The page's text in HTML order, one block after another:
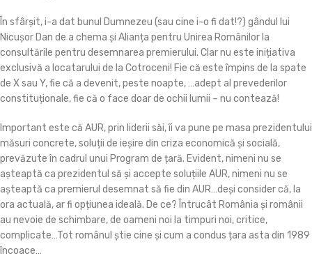
În sfârșit, i-a dat bunul Dumnezeu (sau cine i-o fi dat!?) gândul lui
Nicușor Dan de a chema și Alianța pentru Unirea Românilor la
consultările pentru desemnarea premierului. Clar nu este inițiativa
exclusivă a locatarului de la Cotroceni! Fie că este împins de la spate
de X sau Y, fie că a devenit, peste noapte, …adept al prevederilor
constituționale, fie că o face doar de ochii lumii – nu contează!
Important este că AUR, prin liderii săi, îi va pune pe masa prezidentului
măsuri concrete, soluții de ieșire din criza economică și socială,
prevăzute în cadrul unui Program de țară. Evident, nimeni nu se
așteaptă ca prezidentul să și accepte soluțiile AUR, nimeni nu se
așteaptă ca premierul desemnat să fie din AUR…deși consider că, la
ora actuală, ar fi opțiunea ideală. De ce? Întrucât România și românii
au nevoie de schimbare, de oameni noi la timpuri noi, critice,
complicate…Tot românul știe cine și cum a condus țara asta din 1989
încoace…